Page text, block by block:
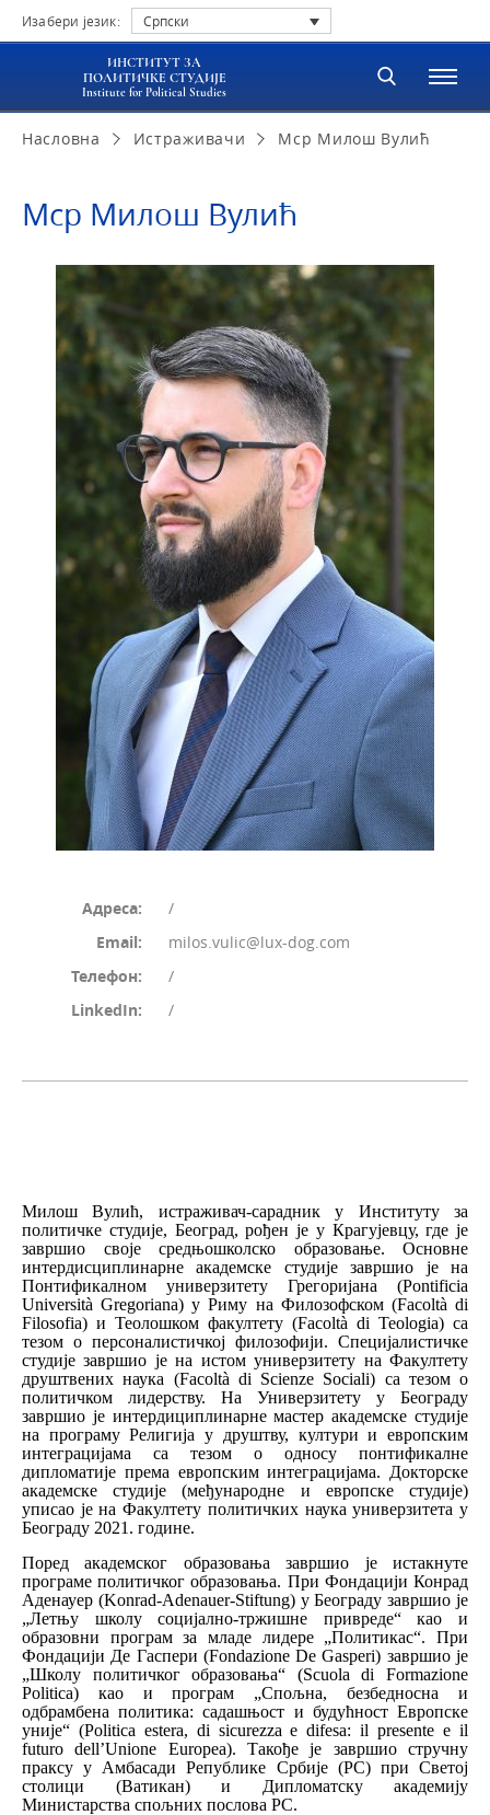
Изабери језик: Српски
ИНСТИТУТ ЗА
ПОЛИТИЧКЕ СТУДИЈЕ
Institute for Political Studies
Насловна Истраживачи Мср Милош Вулић
Мср Милош Вулић
Адреса:
/
Email:
milos.vulic@lux-dog.com
Телефон:
/
LinkedIn:
/
Милош Вулић, истраживач-сарадник у Институту за
политичке студије, Београд, рођен је у Крагујевцу, где је
завршио своје средњошколско образовање. Основне
интердисциплинарне академске студије завршио је на
Понтификалном универзитету Грегоријана (Pontificia
Università Gregoriana) у Риму на Филозофском (Facoltà di
Filosofia) и Теолошком факултету (Facoltà di Teologia) са
тезом о персоналистичкој филозофији. Специјалистичке
студије завршио је на истомуниверзитету на Факултету
друштвених наука (Facoltà di Scienze Sociali) са тезом о
политичком лидерству. На Универзитету у Београду
завршио је интердициплинарне мастер академске студије
на програму Религија у друштву, култури и европским
интеграцијама са тезом о односу понтификалне
дипломатије према европским интеграцијама. Докторске
академске студије (међународне и европске студије)
уписао јена Факултету политичких наука универзитета у
Београду 2021. године.
Поред академског образовања завршио је истакнуте
програме политичког образовања. При Фондацији Конрад
Аденауер (Konrad-Adenauer-Stiftung) у Београду завршио је
„Летњу школу социјално-тржишне привреде“ као и
образовни програм за младе лидере „Политикас“. При
Фондацији Де Гаспери (Fondazione De Gasperi) завршио је
„Школу политичког образовања“ (Scuola di Formazione
Politica) као и програм „Спољна, безбедносна и
одбрамбена политика: садашњост и будућност Европске
уније“ (Politica estera, di sicurezza e difesa: il presente e il
futuro dell’Unione Europea). Такође је завршио стручну
праксу у Амбасади Републике Србије (РС) при Светој
столици (Ватикан) и Дипломатску академију
Министарства спољних послова РС.